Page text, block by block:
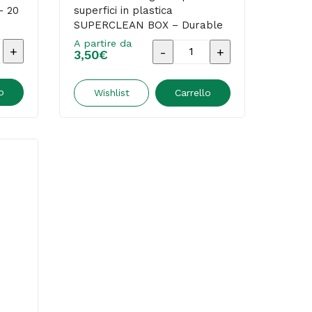
20
superfici in plastica
SUPERCLEAN BOX – Durable
– conf. 100 pezzi
A partire da
3,50€
Salvietta
per
Wishlist Carrello